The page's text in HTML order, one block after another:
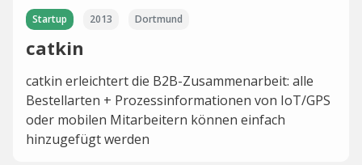
Startup 2013 Dortmund
catkin
catkin erleichtert die B2B-Zusammenarbeit: alle
Bestellarten + Prozessinformationen von IoT/GPS
oder mobilen Mitarbeitern können einfach
hinzugefügt werden